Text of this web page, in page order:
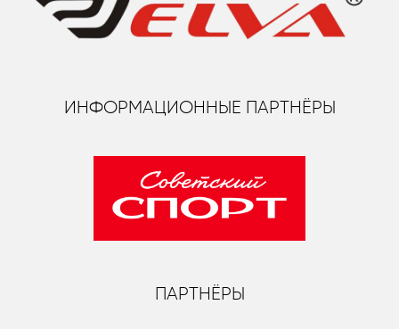
ИНФОРМАЦИОННЫЕ ПАРТНЁРЫ
ПАРТНЁРЫ